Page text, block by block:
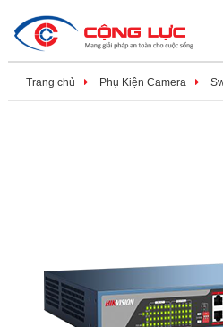
Trang chủ Phụ Kiện Camera